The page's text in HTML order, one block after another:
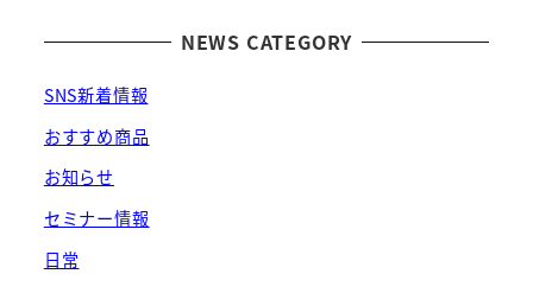
NEWS CATEGORY
SNS新着情報
おすすめ商品
お知らせ
セミナー情報
日常